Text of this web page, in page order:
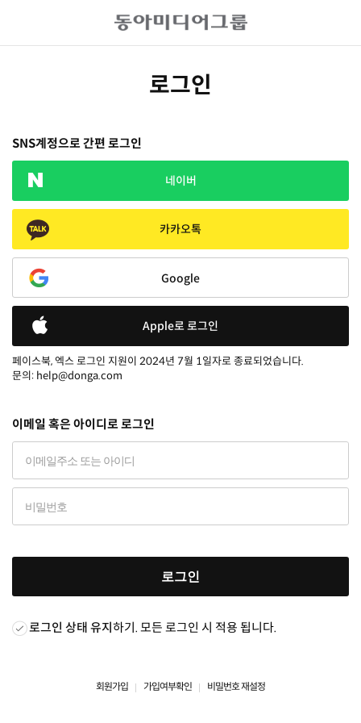
로그인
SNS계정으로 간편 로그인
네이버
카카오톡
Google
Apple로 로그인
페이스북, 엑스 로그인 지원이 2024년 7월 1일자로 종료되었습니다.
문의: help@donga.com
이메일 혹은 아이디로 로그인
로그인
로그인 상태 유지하기. 모든 로그인 시 적용 됩니다.
회원가입 가입여부확인 비밀번호 재설정